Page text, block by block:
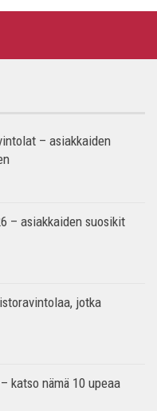
– asiakkaiden
– asiakkaiden suosikit
jotka
katso nämä 10 upeaa